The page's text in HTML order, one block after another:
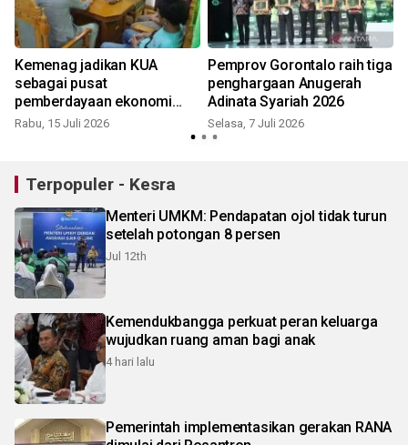
Kemenag jadikan KUA
sebagai pusat
pemberdayaan ekonomi
umat
Rabu, 15 Juli 2026
Pemprov Gorontalo raih tiga
penghargaan Anugerah
Adinata Syariah 2026
Selasa, 7 Juli 2026
Terpopuler - Kesra
Menteri UMKM: Pendapatan ojol tidak turun
setelah potongan 8 persen
Jul 12th
Kemendukbangga perkuat peran keluarga
wujudkan ruang aman bagi anak
4 hari lalu
Pemerintah implementasikan gerakan RANA